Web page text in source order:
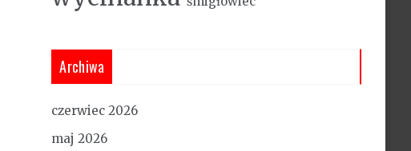
Archiwa
czerwiec 2026
maj 2026